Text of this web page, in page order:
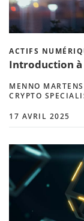
ACTIFS
Introduction à
MENNO MARTENS
CRYPTO
17 AVRIL 2025